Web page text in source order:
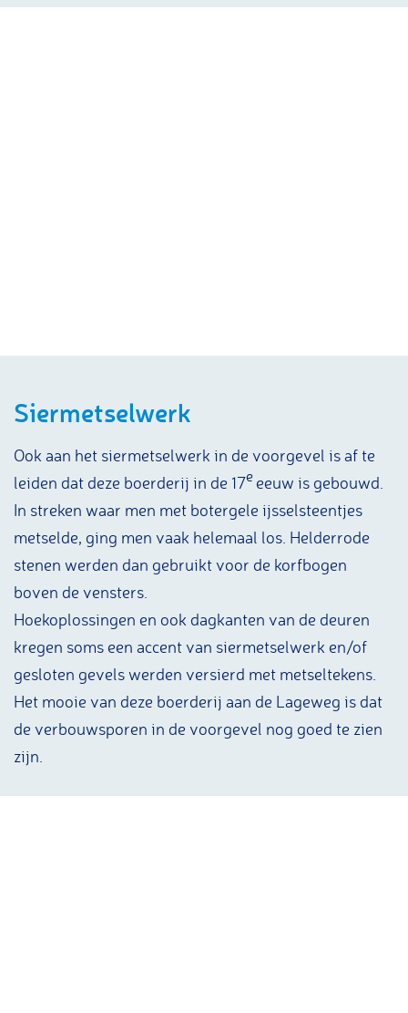
Siermetselwerk
Ook aan het siermetselwerk in de voorgevel is af te
leiden dat deze boerderij in de 17e eeuw is gebouwd.
In streken waar men met botergele ijsselsteentjes
metselde, ging men vaak helemaal los. Helderrode
stenen werden dan gebruikt voor de korfbogen
boven de vensters.
Hoekoplossingen en ook dagkanten van de deuren
kregen soms een accent van siermetselwerk en/of
gesloten gevels werden versierd met metseltekens.
Het mooie van deze boerderij aan de Lageweg is dat
de verbouwsporen in de voorgevel nog goed te zien
zijn.